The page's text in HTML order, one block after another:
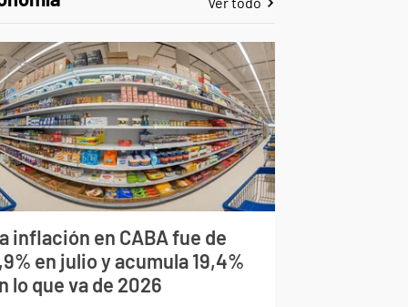
inflación en CABA fue de
en julio y acumula 19,4%
lo que va de 2026